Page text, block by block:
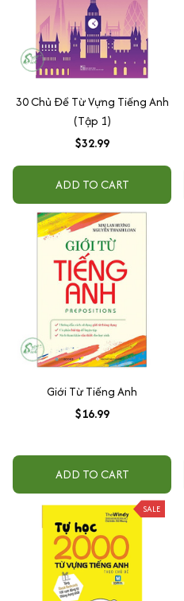
30 Chủ Đề Từ Vựng Tiếng Anh
(Tập 1)
$32.99
ADD TO CART
Giới Từ Tiếng Anh
$16.99
ADD TO CART
SALE